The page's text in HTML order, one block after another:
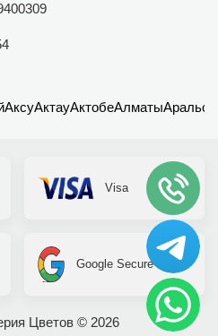
АксуАктауАктобеАлматыАральск
Цветов © 2026
Visa
Google Secure